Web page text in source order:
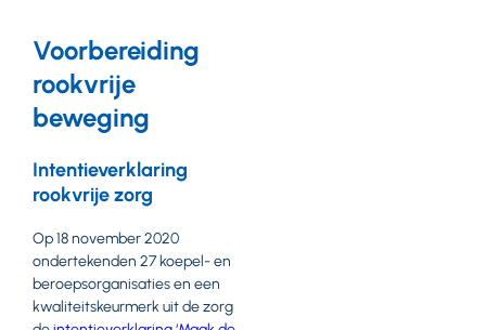
Voorbereiding
rookvrije
beweging
Intentieverklaring
rookvrije zorg
Op 18 november 2020
ondertekenden 27 koepel- en
beroepsorganisaties en een
kwaliteitskeurmerk uit de zorg